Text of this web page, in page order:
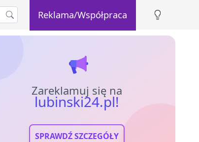
Reklama/Współpraca
Zareklamuj się na
lubinski24.pl!
SPRAWDŹ SZCZEGÓŁY